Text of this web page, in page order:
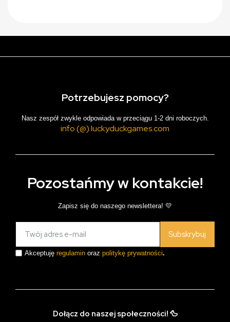
Potrzebujesz pomocy?
Nasz zespół zwykle odpowiada w przeciągu 1-2 dni roboczych.
info (@) luckyduckgames.com
Pozostańmy w kontakcie!
Zapisz się do naszego newslettera! 💛
Subskrybuj
Akceptuję regulamin oraz politykę prywatności.
Dołącz do naszej społeczności! 🦆